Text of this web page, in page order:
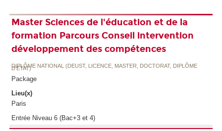
Master Sciences de l'éducation et de la
formation Parcours Conseil intervention
développement des compétences
DIPLÔME NATIONAL (DEUST, LICENCE, MASTER, DOCTORAT, DIPLÔME
D'ETAT)
Package
Lieu(x)
Paris
Entrée Niveau 6 (Bac+3 et 4)